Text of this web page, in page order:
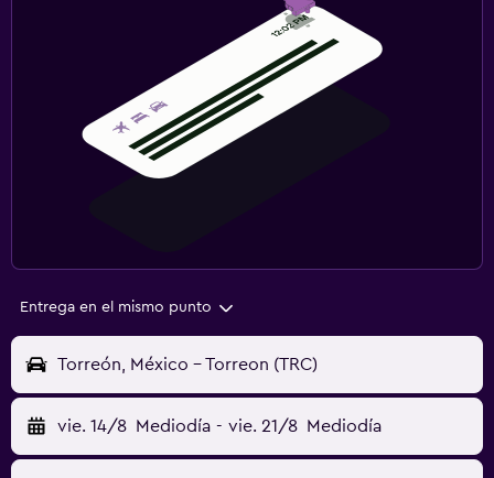
Entrega en el mismo punto
Torreón, México - Torreon (TRC)
vie. 14/8 Mediodía - vie. 21/8 Mediodía